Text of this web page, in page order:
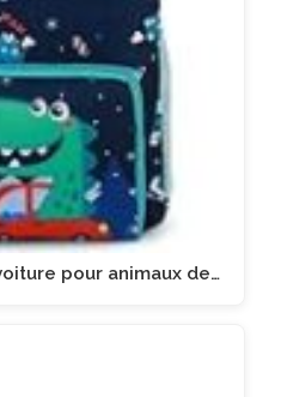
pour animaux de…